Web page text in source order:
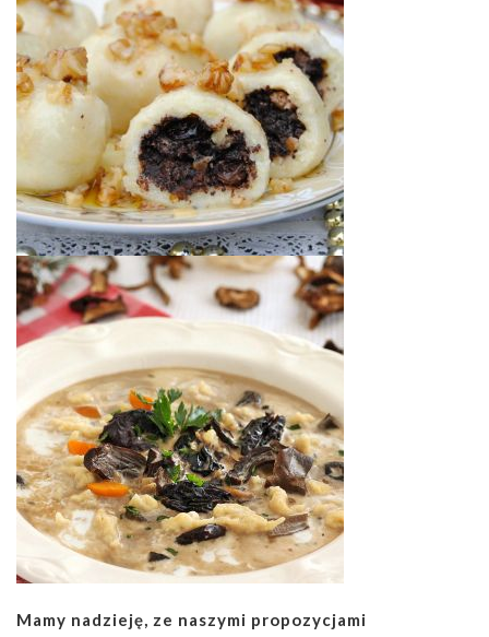
Mamy nadzieję, ze naszymi propozycjami